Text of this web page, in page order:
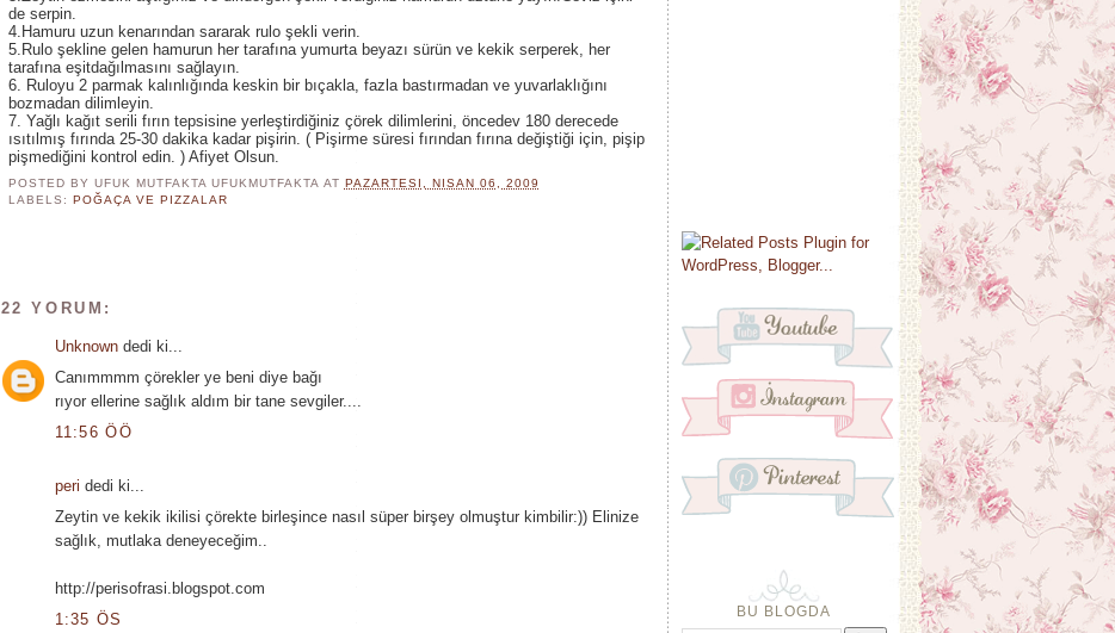
BU BLOGDA
de serpin.
4.Hamuru uzun kenarından sararak rulo şekli verin.
5.Rulo şekline gelen hamurun her tarafına yumurta beyazı sürün ve kekik serperek, her
tarafına eşitdağılmasını sağlayın.
6. Ruloyu 2 parmak kalınlığında keskin bir bıçakla, fazla bastırmadan ve yuvarlaklığını
bozmadan dilimleyin.
7. Yağlı kağıt serili fırın tepsisine yerleştirdiğiniz çörek dilimlerini, öncedev 180 derecede
ısıtılmış fırında 25-30 dakika kadar pişirin. ( Pişirme süresi fırından fırına değiştiği için, pişip
pişmediğini kontrol edin. ) Afiyet Olsun.
POSTED BY UFUK MUTFAKTAUFUKMUTFAKTA AT PAZARTESI, NISAN 06, 2009
LABELS:POĞAÇA VE PIZZALAR
22 YORUM:
Unknowndedi ki...
Canımmmm çörekler ye beni diye bağı
rıyor ellerine sağlık aldım bir tane sevgiler....
11:56 ÖÖ
peri dedi ki...
Zeytin ve kekik ikilisi çörekte birleşince nasıl süper birşey olmuştur kimbilir:)) Elinize
sağlık, mutlaka deneyeceğim..
http://perisofrasi.blogspot.com
1:35 ÖS